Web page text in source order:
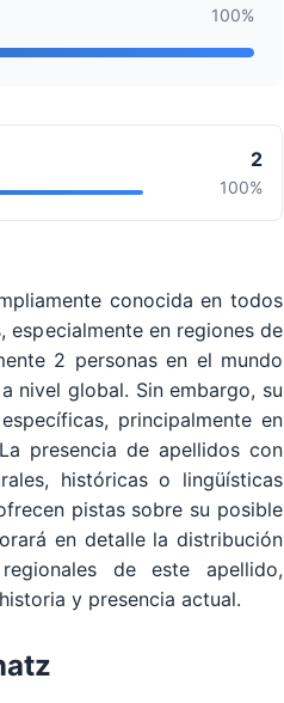
100%
2
100%
conocida en todos
especialmente en regiones de
2 personas en el mundo
nivel global. Sin embargo, su
principalmente en
presencia de apellidos con
históricas o lingüísticas
pistas sobre su posible
en detalle la distribución
de este apellido,
y presencia actual.